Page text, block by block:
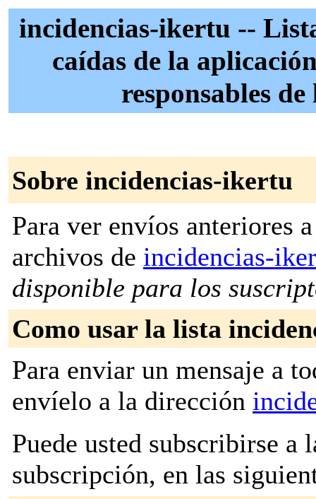
incidencias-ikertu --
caídas de la
responsables
Sobre incidencias-ikertu
Para ver envíos anteriores
archivos de incidencias-
disponible para los
Como usar la lista
Para enviar un mensaje a
envíelo a la dirección
Puede usted subscribirse a
subscripción, en las